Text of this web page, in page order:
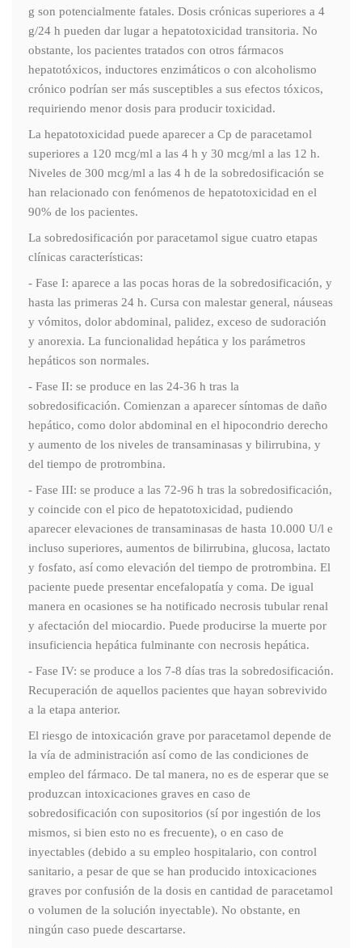
g son potencialmente fatales. Dosis crónicas superiores a 4
g/24 h pueden dar lugar a hepatotoxicidad transitoria. No
obstante, los pacientes tratados con otros fármacos
hepatotóxicos, inductores enzimáticos o con alcoholismo
crónico podrían ser más susceptibles a sus efectos tóxicos,
requiriendo menor dosis para producir toxicidad.
La hepatotoxicidad puede aparecer a Cp de paracetamol
superiores a 120 mcg/ml a las 4 h y 30 mcg/ml a las 12 h.
Niveles de 300 mcg/ml a las 4 h de la sobredosificación se
han relacionado con fenómenos de hepatotoxicidad en el
90% de los pacientes.
La sobredosificación por paracetamol sigue cuatro etapas
clínicas características:
- Fase I: aparece a las pocas horas de la sobredosificación, y
hasta las primeras 24 h. Cursa con malestar general, náuseas
y vómitos, dolor abdominal, palidez, exceso de sudoración
y anorexia. La funcionalidad hepática y los parámetros
hepáticos son normales.
- Fase II: se produce en las 24-36 h tras la
sobredosificación. Comienzan a aparecer síntomas de daño
hepático, como dolor abdominal en el hipocondrio derecho
y aumento de los niveles de transaminasas y bilirrubina, y
del tiempo de protrombina.
- Fase III: se produce a las 72-96 h tras la sobredosificación,
y coincide con el pico de hepatotoxicidad, pudiendo
aparecer elevaciones de transaminasas de hasta 10.000 U/l e
incluso superiores, aumentos de bilirrubina, glucosa, lactato
y fosfato, así como elevación del tiempo de protrombina. El
paciente puede presentar encefalopatía y coma. De igual
manera en ocasiones se ha notificado necrosis tubular renal
y afectación del miocardio. Puede producirse la muerte por
insuficiencia hepática fulminante con necrosis hepática.
- Fase IV: se produce a los 7-8 días tras la sobredosificación.
Recuperación de aquellos pacientes que hayan sobrevivido
a la etapa anterior.
El riesgo de intoxicación grave por paracetamol depende de
la vía de administración así como de las condiciones de
empleo del fármaco. De tal manera, no es de esperar que se
produzcan intoxicaciones graves en caso de
sobredosificación con supositorios (sí por ingestión de los
mismos, si bien esto no es frecuente), o en caso de
inyectables (debido a su empleo hospitalario, con control
sanitario, a pesar de que se han producido intoxicaciones
graves por confusión de la dosis en cantidad de paracetamol
o volumen de la solución inyectable). No obstante, en
ningún caso puede descartarse.